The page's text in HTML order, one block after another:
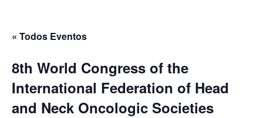
« Todos Eventos
8th World Congress of the
International Federation of Head
and Neck Oncologic Societies